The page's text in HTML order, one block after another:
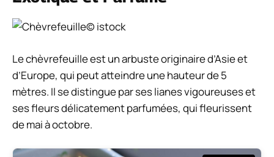
© istock
Le chèvrefeuille est un arbuste originaire d’Asie et
d’Europe, qui peut atteindre une hauteur de 5
mètres. Il se distingue par ses lianes vigoureuses et
ses fleurs délicatement parfumées, qui fleurissent
de mai à octobre.